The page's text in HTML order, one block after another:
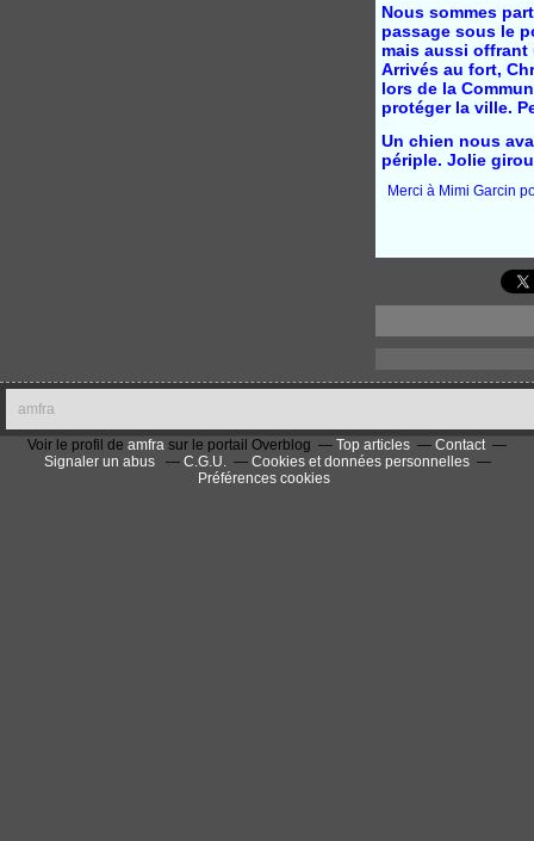
Nous sommes
passage sous le
mais aussi offrant
Arrivés au fort,
lors de la
protéger la ville.
Un chien nous
périple. Jolie
Merci à Mimi Garcin
amfra
Voir le profil de amfra sur le portail Overblog Top articles
Contact
Signaler un abus
C.G.U.
Cookies et données personnelles
Préférences cookies